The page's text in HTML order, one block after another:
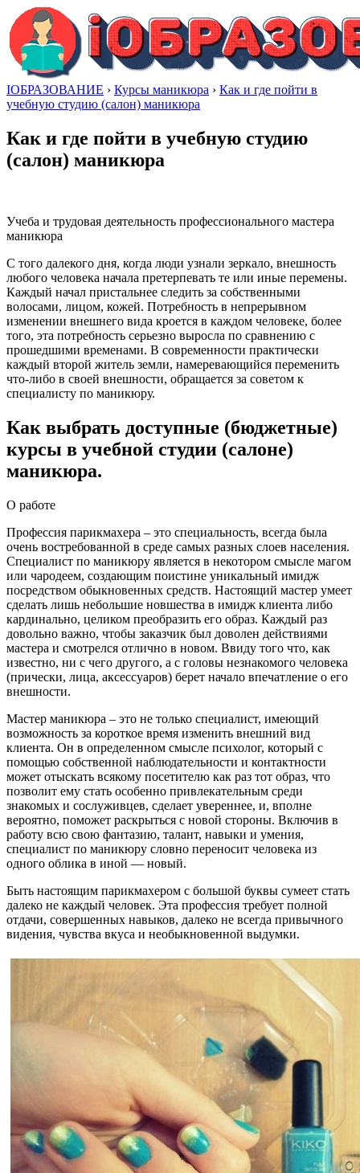
IОБРАЗОВАНИЕ › Курсы маникюра › Как и где пойти в
учебную студию (салон) маникюра
Как и где пойти в учебную студию
(салон) маникюра
Учеба и трудовая деятельность профессионального мастера
маникюра
С того далекого дня, когда люди узнали зеркало, внешность
любого человека начала претерпевать те или иные перемены.
Каждый начал пристальнее следить за собственными
волосами, лицом, кожей. Потребность в непрерывном
изменении внешнего вида кроется в каждом человеке, более
того, эта потребность серьезно выросла по сравнению с
прошедшими временами. В современности практически
каждый второй житель земли, намеревающийся переменить
что-либо в своей внешности, обращается за советом к
специалисту по маникюру.
Как выбрать доступные (бюджетные)
курсы в учебной студии (салоне)
маникюра.
О работе
Профессия парикмахера – это специальность, всегда была
очень востребованной в среде самых разных слоев населения.
Специалист по маникюру является в некотором смысле магом
или чародеем, создающим поистине уникальный имидж
посредством обыкновенных средств. Настоящий мастер умеет
сделать лишь небольшие новшества в имидж клиента либо
кардинально, целиком преобразить его образ. Каждый раз
довольно важно, чтобы заказчик был доволен действиями
мастера и смотрелся отлично в новом. Ввиду того что, как
известно, ни с чего другого, а с головы незнакомого человека
(прически, лица, аксессуаров) берет начало впечатление о его
внешности.
Мастер маникюра – это не только специалист, имеющий
возможность за короткое время изменить внешний вид
клиента. Он в определенном смысле психолог, который с
помощью собственной наблюдательности и контактности
может отыскать всякому посетителю как раз тот образ, что
позволит ему стать особенно привлекательным среди
знакомых и сослуживцев, сделает увереннее, и, вполне
вероятно, поможет раскрыться с новой стороны. Включив в
работу всю свою фантазию, талант, навыки и умения,
специалист по маникюру словно переносит человека из
одного облика в иной — новый.
Быть настоящим парикмахером с большой буквы сумеет стать
далеко не каждый человек. Эта профессия требует полной
отдачи, совершенных навыков, далеко не всегда привычного
видения, чувства вкуса и необыкновенной выдумки.